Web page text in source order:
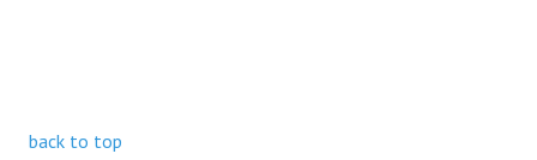
back to top